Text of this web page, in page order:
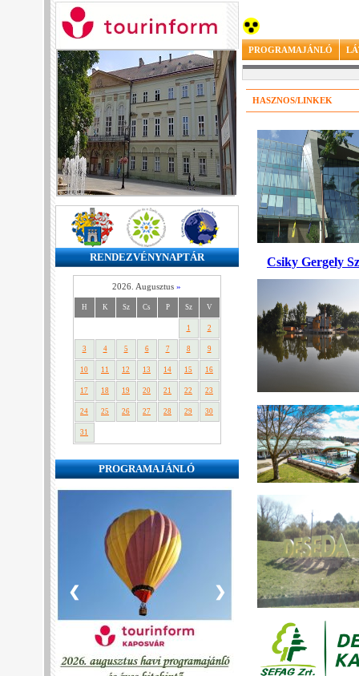
RENDEZVÉNYNAPTÁR
2026. Augusztus »
H K Sz Cs P Sz V
1 2
3 4 5 6 7 8 9
10 11 12 13 14 15 16
17 18 19 20 21 22 23
24 25 26 27 28 29 30
31
PROGRAMAJÁNLÓ
❮ ❯
PROGRAMAJÁNLÓ
HASZNOS/LINKEK
Csiky Gergely